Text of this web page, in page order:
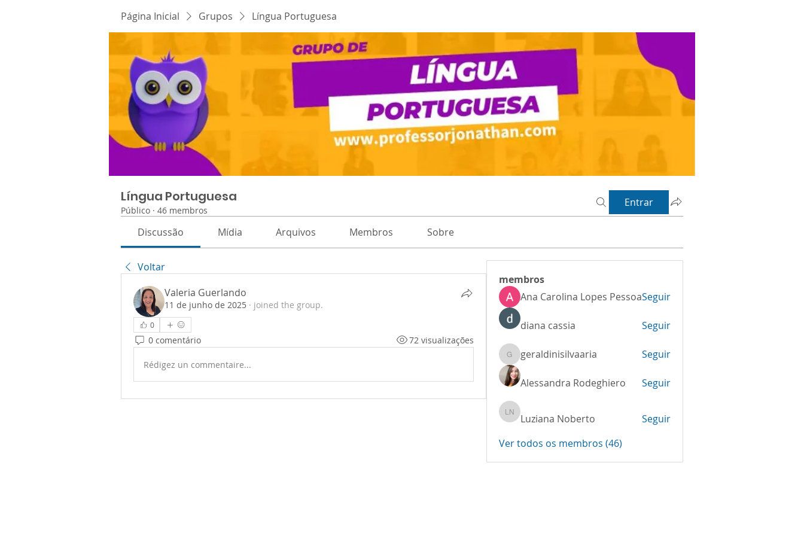
Página Inicial Grupos Língua Portuguesa
Língua Portuguesa
Público · 46 membros
Entrar
Discussão Mídia Arquivos Membros Sobre
Voltar
Valeria Guerlando
11 de junho de 2025 · joined the group.
0
0 comentário 72 visualizações
Rédigez un commentaire...
membros
Ana Carolina Lopes PessoaSeguir
diana cassia Seguir
geraldinisilvaaria
geraldinisilvaaria Seguir
Alessandra Rodeghiero Seguir
Luziana Noberto
Luziana Noberto
Seguir
Ver todos os membros (46)